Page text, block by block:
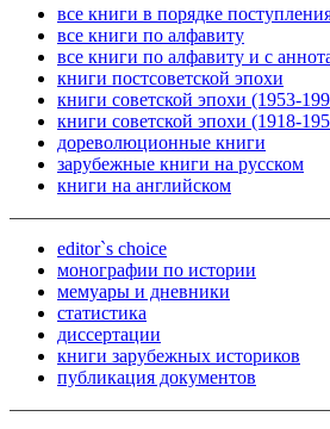
все книги в порядке
все книги по алфавиту
все книги по алфавиту и с
книги постсоветской эпохи
книги советской эпохи (1953-
книги советской эпохи (1918-
дореволюционные книги
зарубежные книги на русском
книги на английском
editor`s choice
монографии по истории
мемуары и дневники
статистика
диссертации
книги зарубежных историков
публикация документов